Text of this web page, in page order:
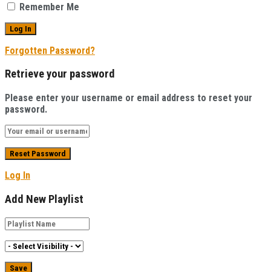
Remember Me
Forgotten Password?
Retrieve your password
Please enter your username or email address to reset your
password.
Log In
Add New Playlist